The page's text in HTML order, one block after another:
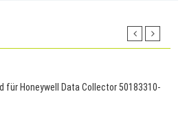
für Honeywell Data Collector 50183310-